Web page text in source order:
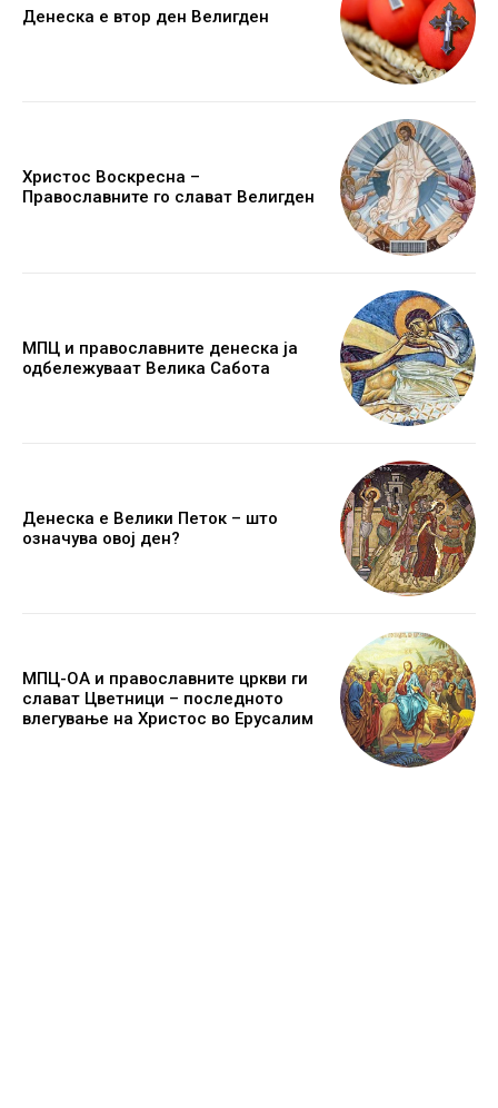
Денеска е втор ден Велигден
Христос Воскресна –
Православните го слават Велигден
МПЦ и православните денеска ја
одбележуваат Велика Сабота
Денеска е Велики Петок – што
означува овој ден?
МПЦ-ОА и православните цркви ги
слават Цветници – последното
влегување на Христос во Ерусалим